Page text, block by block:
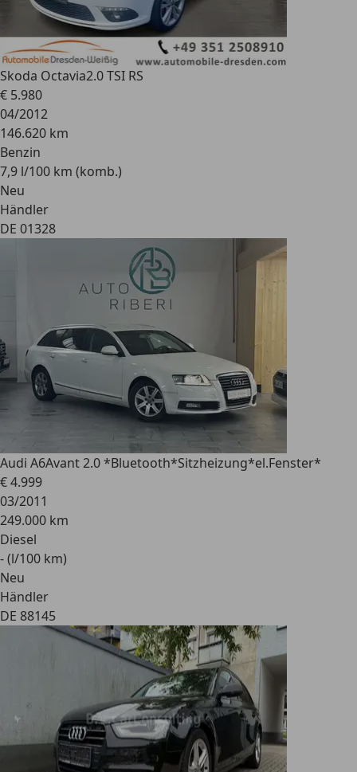
Skoda Octavia2.0 TSI RS
€ 5.980
04/2012
146.620 km
Benzin
7,9 l/100 km (komb.)
Neu
Händler
DE 01328
Audi A6Avant 2.0 *Bluetooth*Sitzheizung*el.Fenster*
€ 4.999
03/2011
249.000 km
Diesel
- (l/100 km)
Neu
Händler
DE 88145